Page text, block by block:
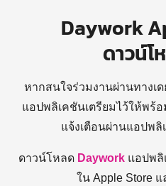
Daywork
ดาวน์โ
หากสนใจร่วมงานผ่านทางเ
แอปพลิเคชันเตรียมไว้ให้พร้อ
แจ้งเตือนผ่านแอปพ
ดาวน์โหลด Daywork แอปพลิ
ใน Apple Store